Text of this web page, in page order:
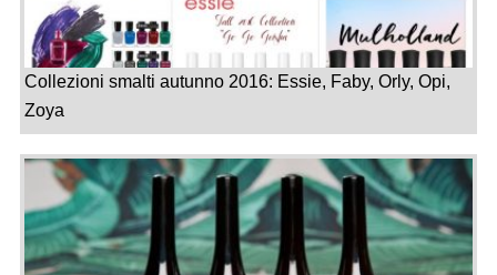
Collezioni smalti autunno 2016: Essie, Faby, Orly, Opi,
Zoya